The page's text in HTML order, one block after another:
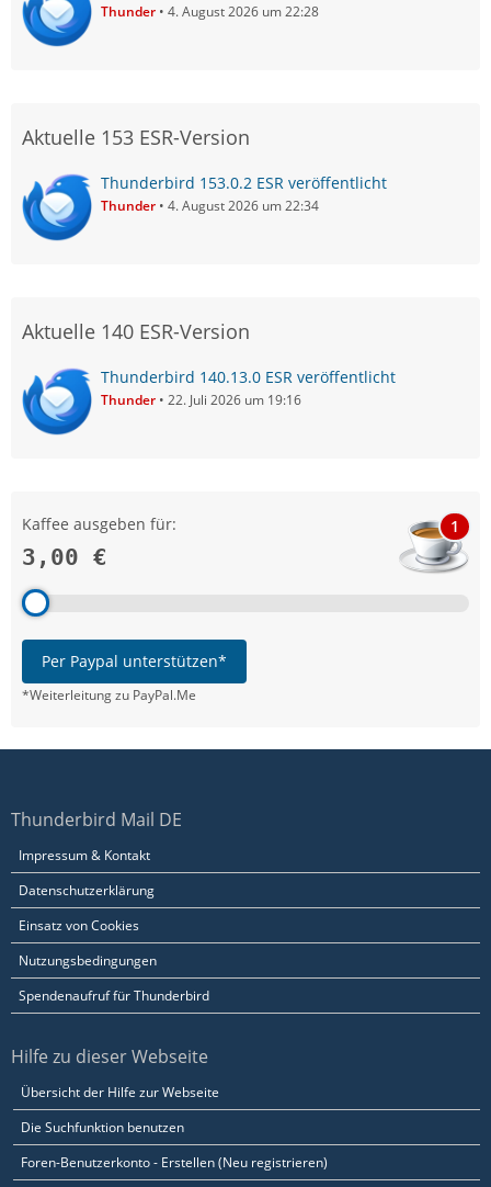
Thunder 4. August 2026 um 22:28
Aktuelle 153 ESR-Version
Thunderbird 153.0.2 ESR veröffentlicht
Thunder 4. August 2026 um 22:34
Aktuelle 140 ESR-Version
Thunderbird 140.13.0 ESR veröffentlicht
Thunder 22. Juli 2026 um 19:16
Kaffee ausgeben für:
3,00 €
1
Per Paypal unterstützen*
*Weiterleitung zu PayPal.Me
Thunderbird Mail DE
Impressum & Kontakt
Datenschutzerklärung
Einsatz von Cookies
Nutzungsbedingungen
Spendenaufruf für Thunderbird
Hilfe zu dieser Webseite
Übersicht der Hilfe zur Webseite
Die Suchfunktion benutzen
Foren-Benutzerkonto - Erstellen (Neu registrieren)